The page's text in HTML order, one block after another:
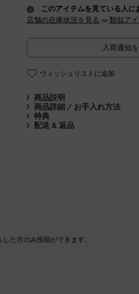
このアイテムを見ている人に
店舗の在庫状況を見る or 類似ア
入荷通知
ウィッシュリストに追加
商品説明
商品詳細 / お手入れ方法
特典
配送 & 返品
た方のみ投稿ができます。